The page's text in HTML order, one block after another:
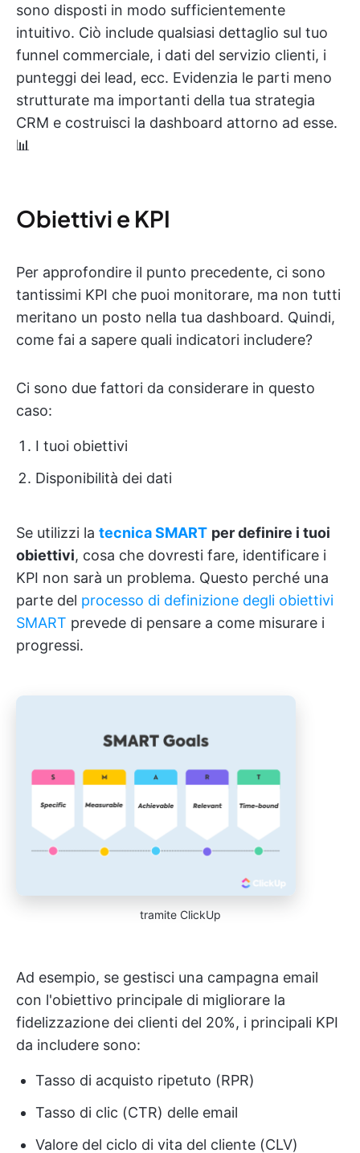
sono disposti in modo sufficientemente
intuitivo. Ciò include qualsiasi dettaglio sul tuo
funnel commerciale, i dati del servizio clienti, i
punteggi dei lead, ecc. Evidenzia le parti meno
strutturate ma importanti della tua strategia
CRM e costruisci la dashboard attorno ad esse.
📊
Obiettivi e KPI
Per approfondire il punto precedente, ci sono
tantissimi KPI che puoi monitorare, ma non tutti
meritano un posto nella tua dashboard. Quindi,
come fai a sapere quali indicatori includere?
Ci sono due fattori da considerare in questo
caso:
I tuoi obiettivi
Disponibilità dei dati
Se utilizzi la tecnica SMART per definire i tuoi
obiettivi, cosa che dovresti fare, identificare i
KPI non sarà un problema. Questo perché una
parte del processo di definizione degli obiettivi
SMART prevede di pensare a come misurare i
progressi.
tramite ClickUp
Ad esempio, se gestisci una campagna email
con l'obiettivo principale di migliorare la
fidelizzazione dei clienti del 20%, i principali KPI
da includere sono:
Tasso di acquisto ripetuto (RPR)
Tasso di clic (CTR) delle email
Valore del ciclo di vita del cliente (CLV)